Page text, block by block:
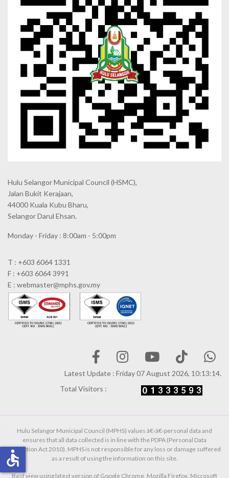
Hulu Selangor Municipal Council (HSMC),
Jalan Bukit Kerajaan,
44000 Kuala Kubu Bharu,
Selangor Darul Ehsan.
Monday - Friday : 8:00am - 5:00pm
T : +603 6064 1331
F : +603 6064 3991
E : webmaster@mphs.gov.my
Latest Update : Friday 07 August 2026, 10:13:14.
Total Visitors :
Hulu Selangor Municipal Council (MPHS) values â€‹â€‹personal data and
ensures that all data collected is in line with the PDPA (Personal Data
Protection Act 2010). MPHS is not responsible for any loss or damage suffered
as a result of using the information on this site.
Best view using latest version of Google Chrome, Mozilla Firefox, Microsoft
accessible